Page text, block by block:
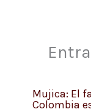
Mujica: El
Colombia